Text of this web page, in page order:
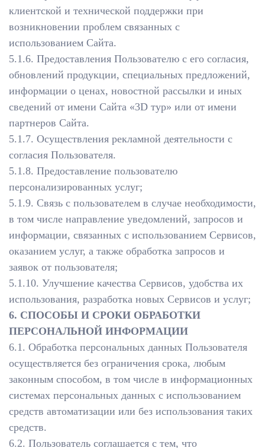
клиентской и технической поддержки при
возникновении проблем связанных с
использованием Сайта.
5.1.6. Предоставления Пользователю с его согласия,
обновлений продукции, специальных предложений,
информации о ценах, новостной рассылки и иных
сведений от имени Сайта «3D тур» или от имени
партнеров Сайта.
5.1.7. Осуществления рекламной деятельности с
согласия Пользователя.
5.1.8. Предоставление пользователю
персонализированных услуг;
5.1.9. Связь с пользователем в случае необходимости,
в том числе направление уведомлений, запросов и
информации, связанных с использованием Сервисов,
оказанием услуг, а также обработка запросов и
заявок от пользователя;
5.1.10. Улучшение качества Сервисов, удобства их
использования, разработка новых Сервисов и услуг;
6. СПОСОБЫ И СРОКИ ОБРАБОТКИ
ПЕРСОНАЛЬНОЙ ИНФОРМАЦИИ
6.1. Обработка персональных данных Пользователя
осуществляется без ограничения срока, любым
законным способом, в том числе в информационных
системах персональных данных с использованием
средств автоматизации или без использования таких
средств.
6.2. Пользователь соглашается с тем, что